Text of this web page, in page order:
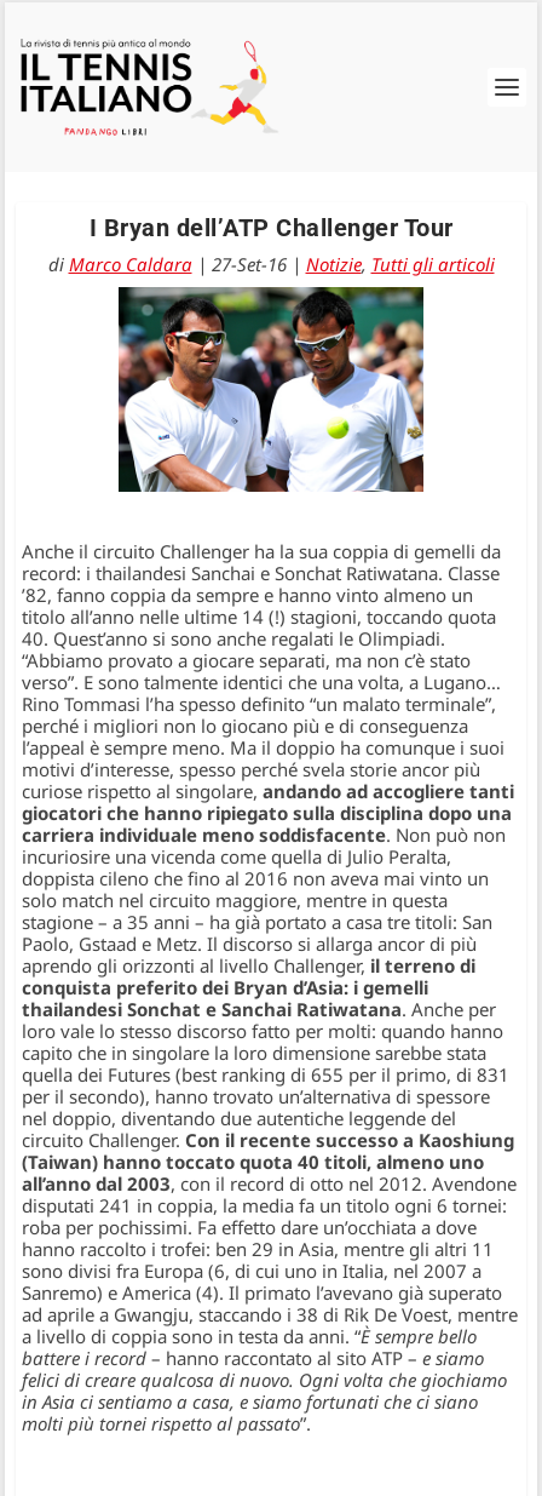
I Bryan dell’ATP Challenger Tour
di Marco Caldara| 27-Set-16| Notizie, Tutti gli articoli
Anche il circuito Challenger ha la sua coppia di gemelli da
record: i thailandesi Sanchai e Sonchat Ratiwatana. Classe
’82, fanno coppia da sempre e hanno vinto almeno un
titolo all’anno nelle ultime 14 (!) stagioni, toccando quota
40. Quest’anno si sono anche regalati le Olimpiadi.
“Abbiamo provato a giocare separati, ma non c’è stato
verso”. E sono talmente identici che una volta, a Lugano…
Rino Tommasi l’ha spesso definito “un malato terminale”,
perché i migliori non lo giocano più e di conseguenza
l’appeal è sempre meno. Ma il doppio ha comunque i suoi
motivi d’interesse, spesso perché svela storie ancor più
curiose rispetto al singolare,andando ad accogliere tanti
giocatori che hanno ripiegato sulla disciplina dopo una
carriera individuale meno soddisfacente. Non può non
incuriosire una vicenda come quella di Julio Peralta,
doppista cileno che fino al 2016 non aveva mai vinto un
solo match nel circuito maggiore, mentre in questa
stagione – a 35 anni – ha già portato a casa tre titoli: San
Paolo, Gstaad e Metz. Il discorso si allarga ancor di più
aprendo gli orizzonti al livello Challenger, il terreno di
conquista preferito dei Bryan d’Asia: i gemelli
thailandesi Sonchat e Sanchai Ratiwatana. Anche per
loro vale lo stesso discorso fatto per molti: quando hanno
capito che in singolare la loro dimensione sarebbe stata
quella dei Futures (best ranking di 655 per il primo, di 831
per il secondo), hanno trovato un’alternativa di spessore
nel doppio, diventando due autentiche leggende del
circuito Challenger.Con il recente successo a Kaoshiung
(Taiwan) hanno toccato quota 40 titoli, almeno uno
all’anno dal 2003, con il record di otto nel 2012. Avendone
disputati 241 in coppia, la media fa un titolo ogni 6 tornei:
roba per pochissimi. Fa effetto dare un’occhiata a dove
hanno raccolto i trofei: ben 29 in Asia, mentre gli altri 11
sono divisi fra Europa (6, di cui uno in Italia, nel 2007 a
Sanremo) e America (4). Il primato l’avevano già superato
ad aprile a Gwangju, staccando i 38 di Rik De Voest, mentre
a livello di coppia sono in testa da anni. “È sempre bello
battere i record – hanno raccontato al sito ATP –e siamo
felici di creare qualcosa di nuovo. Ogni volta che giochiamo
in Asia ci sentiamo a casa, e siamo fortunati che ci siano
molti più tornei rispetto al passato”.